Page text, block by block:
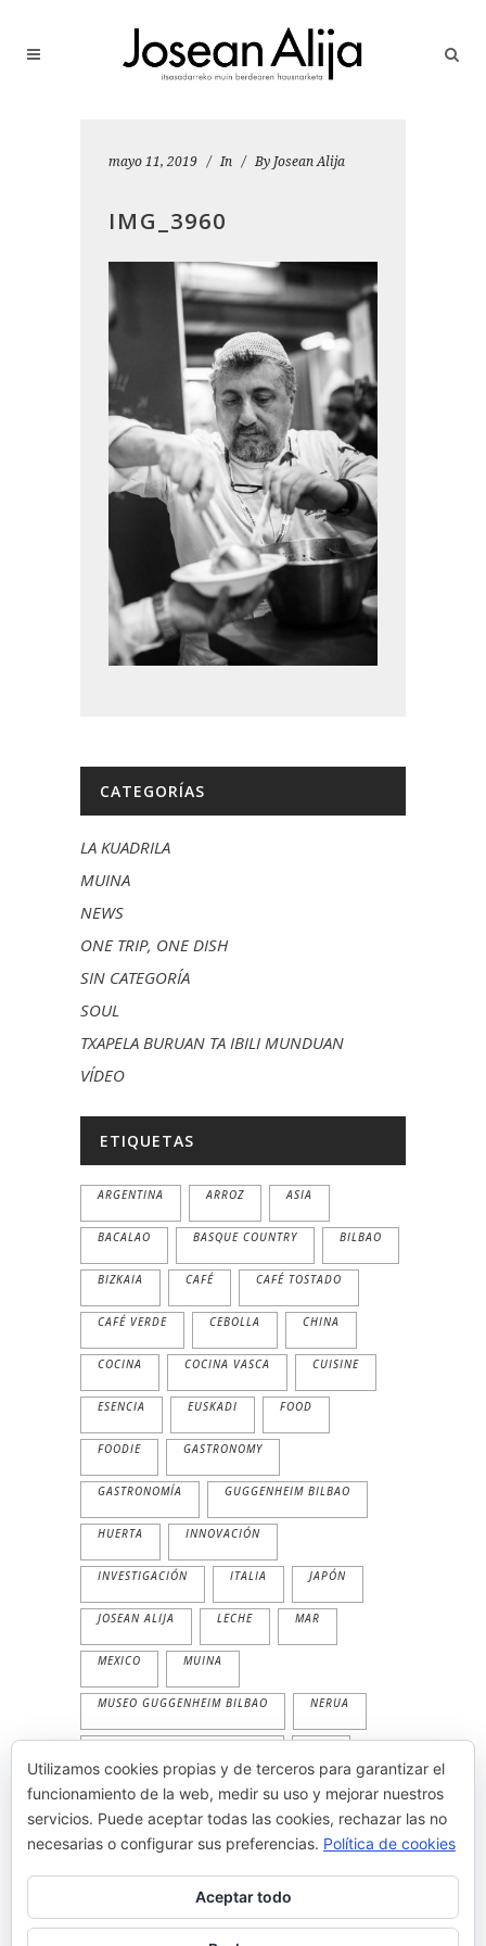
mayo 11, 2019 In By Josean Alija
IMG_3960
CATEGORÍAS
LA KUADRILA
MUINA
NEWS
ONE TRIP, ONE DISH
SIN CATEGORÍA
SOUL
TXAPELA BURUAN TA IBILI MUNDUAN
VÍDEO
ETIQUETAS
ARGENTINA ARROZ ASIA
BACALAO BASQUE COUNTRY BILBAO
BIZKAIA CAFÉ CAFÉ TOSTADO
CAFÉ VERDE CEBOLLA CHINA
COCINA COCINA VASCA CUISINE
ESENCIA EUSKADI FOOD
FOODIE GASTRONOMY
GASTRONOMÍA GUGGENHEIM BILBAO
HUERTA INNOVACIÓN
INVESTIGACIÓN ITALIA JAPÓN
JOSEAN ALIJA LECHE MAR
MEXICO MUINA
MUSEO GUGGENHEIM BILBAO NERUA
NERUA GUGGENHEIM BILBAO PAN
PESCADO PLANTA PRIMAVERA
PRODUCTOS TEMPORALIDAD
THE WORLD'S 50 BEST TRADICION
VEGETAL VERANO
Utilizamos cookies propias y de terceros para garantizar el
funcionamiento de la web, medir su uso y mejorar nuestros
servicios. Puede aceptar todas las cookies, rechazar las no
necesarias o configurar sus preferencias. Política de cookies
Aceptar todo